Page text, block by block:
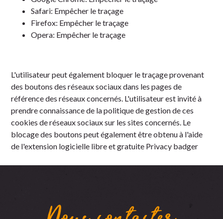
Safari: Empêcher le traçage
Firefox: Empêcher le traçage
Opera: Empêcher le traçage
L'utilisateur peut également bloquer le traçage provenant
des boutons des réseaux sociaux dans les pages de
référence des réseaux concernés. L'utilisateur est invité à
prendre connaissance de la politique de gestion de ces
cookies de réseaux sociaux sur les sites concernés. Le
blocage des boutons peut également être obtenu à l'aide
de l'extension logicielle libre et gratuite Privacy badger